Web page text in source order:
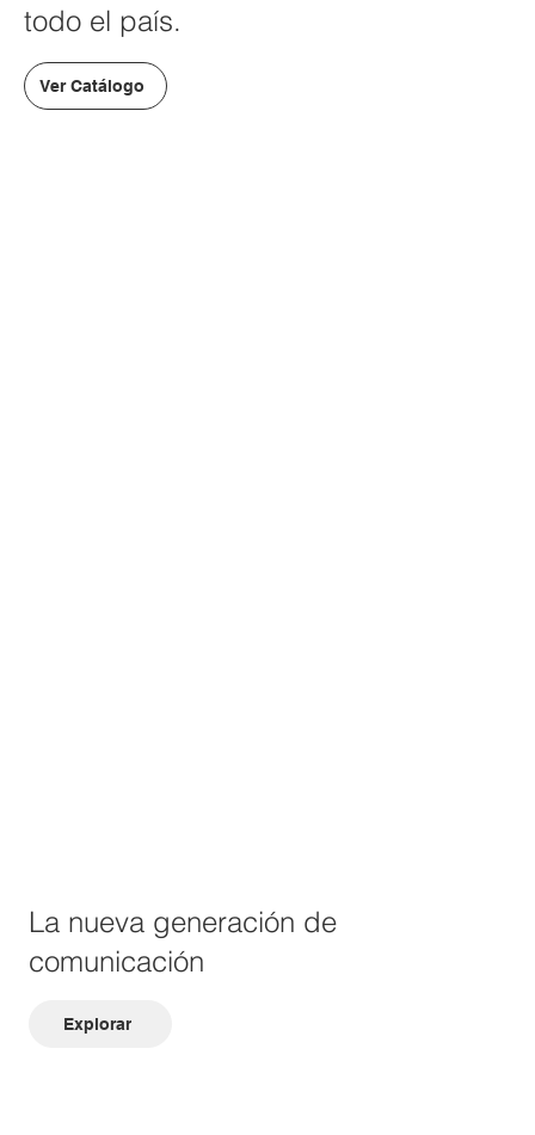
todo el país.
Ver Catálogo
La nueva generación de
comunicación
Explorar